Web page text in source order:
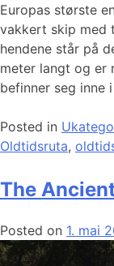
Europas største
vakkert skip med
hendene står på
meter langt og er
befinner seg inne
Posted in
Oldtidsruta,
The
Posted on 1. mai